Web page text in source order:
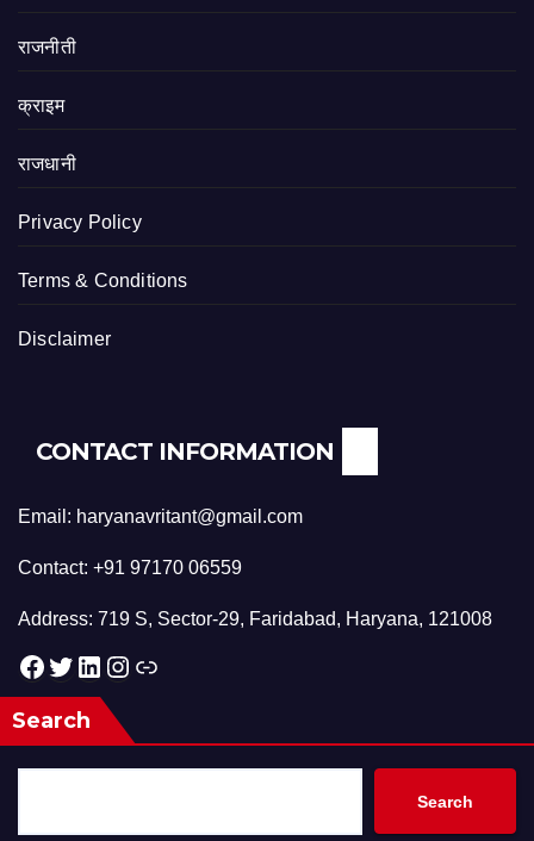
राजनीती
क्राइम
राजधानी
Privacy Policy
Terms & Conditions
Disclaimer
CONTACT INFORMATION
Email: haryanavritant@gmail.com
Contact: +91 97170 06559
Address: 719 S, Sector-29, Faridabad, Haryana, 121008
Facebook Twitter LinkedIn Instagram Link
Search
Search